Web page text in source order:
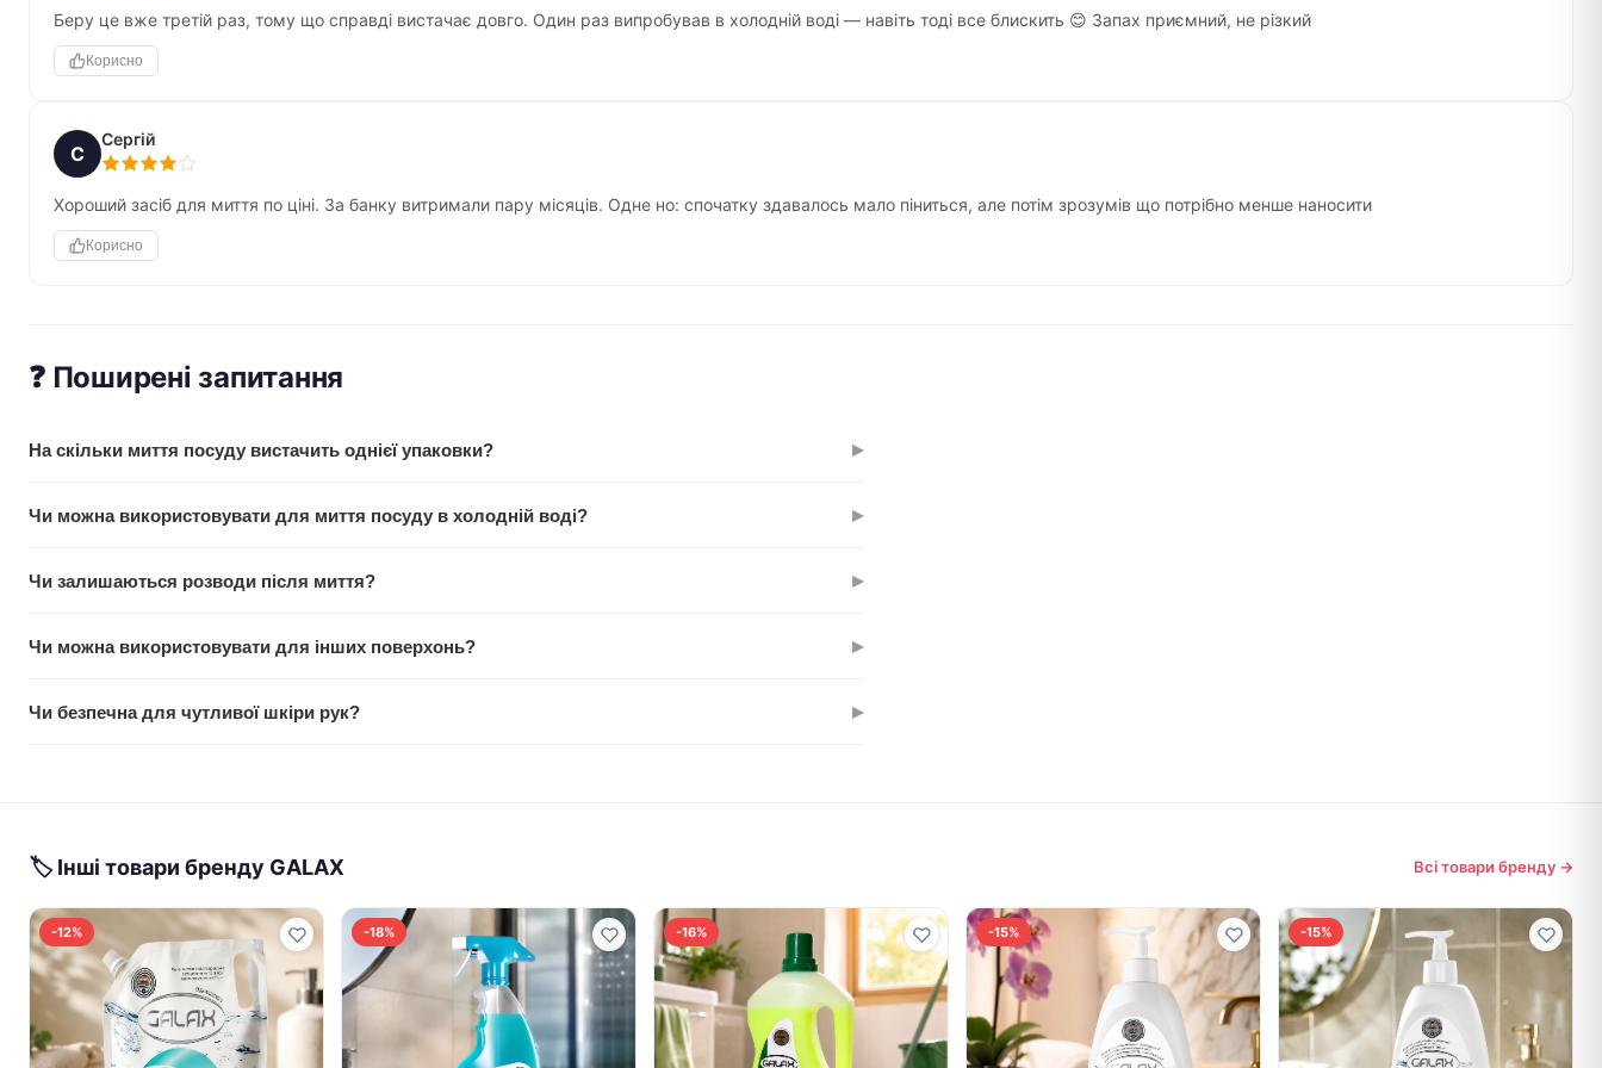
Беру це вже третій раз, тому що справді вистачає довго. Один раз випробував в холодній воді — навіть тоді все блискить 😊 Запах приємний, не різкий
Корисно
С
Сергій
Хороший засіб для миття по ціні. За банку витримали пару місяців. Одне но: спочатку здавалось мало піниться, але потім зрозумів що потрібно менше наносити
Корисно
❓ Поширені запитання
На скільки миття посуду вистачить однієї упаковки? ▸
на губку — близько 1-2 мл на мийку.
Чи можна використовувати для миття посуду в холодній воді? ▸
втрачаються.
Чи залишаються розводи після миття? ▸
Чи можна використовувати для інших поверхонь?
▸
Чи безпечна для чутливої шкіри рук?
▸
🏷 Інші товари бренду GALAХ Всі товари бренду →
-12% -18% -16% -15% -15%